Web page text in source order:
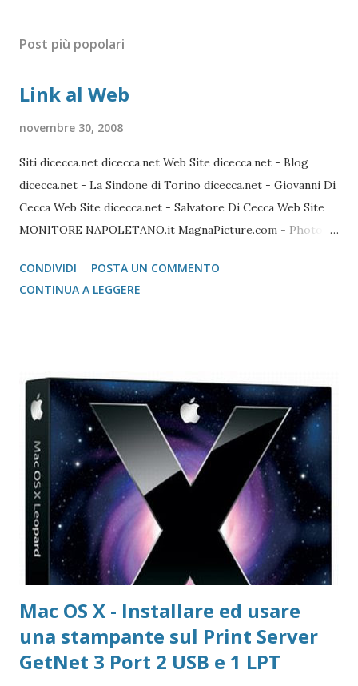
Post più popolari
Link al Web
novembre 30, 2008
Siti dicecca.net dicecca.net Web Site dicecca.net - Blog
dicecca.net - La Sindone di Torino dicecca.net - Giovanni Di
Cecca Web Site dicecca.net - Salvatore Di Cecca Web Site
MONITORE NAPOLETANO.it MagnaPicture.com - Photo
Mozilla FireFox / Thunderbird / FileZilla Portable FireFox
Download localizzati FireFox Portable - Pagina download
copia gratuita per 1 anno Adobe Reader Get Adobe Acrobat
e Adobe Reader Cartella tutte le versioni Adobe Reader da
scaricare offline Microsoft 365 Accedere ad area riservata
Microsoft 365 Scarica Office (365 o versione unica) dal Sito
Microsoft Windows 365 VideoLAN VLC Video Player Pagina
di Download di VLC Pix Resizer for Windows Pagina
dell'autore del progr...
CONDIVIDI
POSTA UN COMMENTO
CONTINUA A LEGGERE
Mac OS X - Installare ed usare
una stampante sul Print Server
GetNet 3 Port 2 USB e 1 LPT